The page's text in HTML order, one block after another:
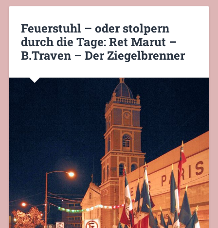
Feuerstuhl – oder stolpern
durch die Tage: Ret Marut –
B.Traven – Der Ziegelbrenner